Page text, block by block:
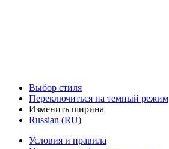
Выбор стиля
Переключиться на темный режим
Изменить ширина
Russian (RU)
Условия и правила